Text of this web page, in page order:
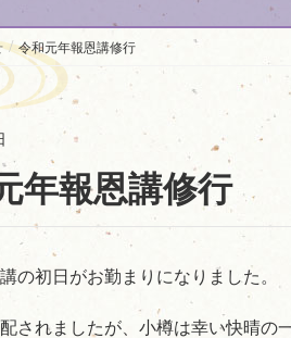
令和元年報恩講修行
年報恩講修行
の初日がお勤まりになりました。
されましたが、小樽は幸い快晴の